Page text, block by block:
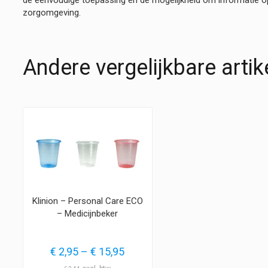
zorgomgeving.
Andere vergelijkbare
Klinion – Personal Care ECO
– Medicijnbeker
€ 2,95 – € 15,95Prijsklasse: